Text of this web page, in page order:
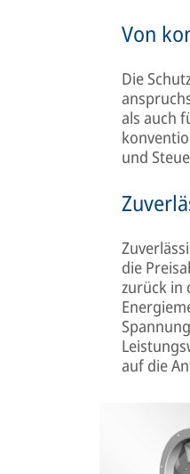
Von
Die
als auch
und
die
zurück in
auf die